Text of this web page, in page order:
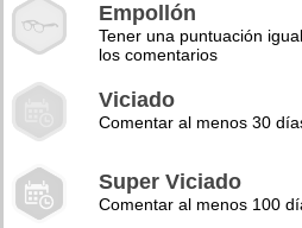
Empollón
Tener una puntuación
los comentarios
Viciado
Comentar al menos 30
Super Viciado
Comentar al menos 100